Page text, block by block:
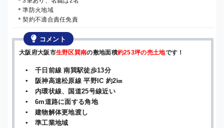
＊準防火地域
＊契約不適合責任免責
コメント
大阪府大阪市生野区巽南の敷地面積約253坪の売土地です！
▪ 千日前線 南巽駅徒歩13分
▪ 阪神高速松原線 平野IC 約2㎞
▪ 内環状線、国道25号線近い
▪ 6m道路に面する角地
▪ 建物解体更地渡し
▪ 準工業地域